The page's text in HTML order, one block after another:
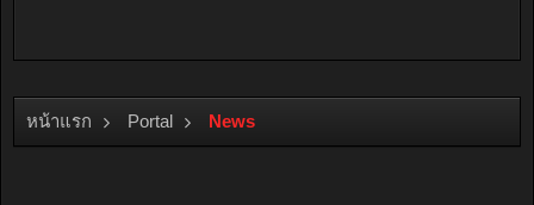
หน้าแรก Portal News